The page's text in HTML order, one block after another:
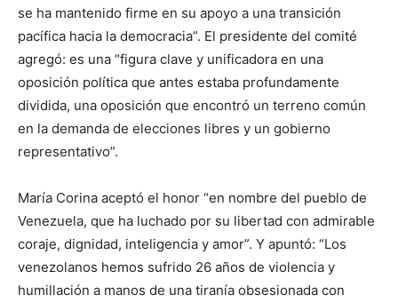
se ha mantenido firme en su apoyo a una transición
pacífica hacia la democracia”. El presidente del comité
agregó: es una “figura clave y unificadora en una
oposición política que antes estaba profundamente
dividida, una oposición que encontró un terreno común
en la demanda de elecciones libres y un gobierno
representativo”.
María Corina aceptó el honor “en nombre del pueblo de
Venezuela, que ha luchado por su libertad con admirable
coraje, dignidad, inteligencia y amor”. Y apuntó: “Los
venezolanos hemos sufrido 26 años de violencia y
humillación a manos de una tiranía obsesionada con